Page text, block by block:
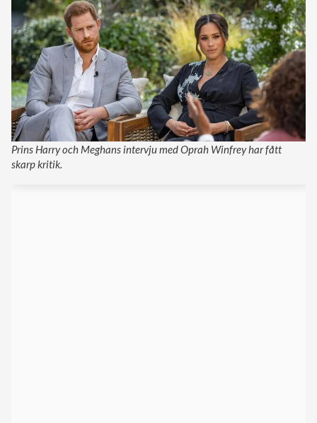
Prins Harry och Meghans intervju med Oprah Winfrey har fått
skarp kritik.